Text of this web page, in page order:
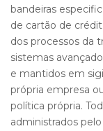
bandeiras
de cartão de
dos processos da
sistemas
e mantidos em
própria empresa
política própria.
administrados